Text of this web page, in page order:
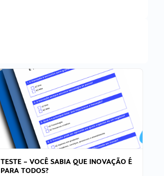
TESTE – VOCÊ SABIA QUE INOVAÇÃO É
PARA TODOS?